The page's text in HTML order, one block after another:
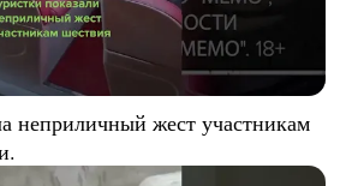
неприличный жест участникам